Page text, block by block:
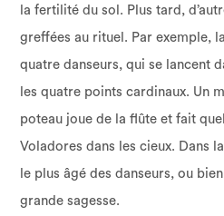
la fertilité du sol. Plus tard,
greffées au rituel. Par exemple,
quatre danseurs, qui se lancent
les quatre points cardinaux. Un
poteau joue de la flûte et fait
Voladores dans les cieux. Dans
le plus âgé des danseurs, ou
grande sagesse.